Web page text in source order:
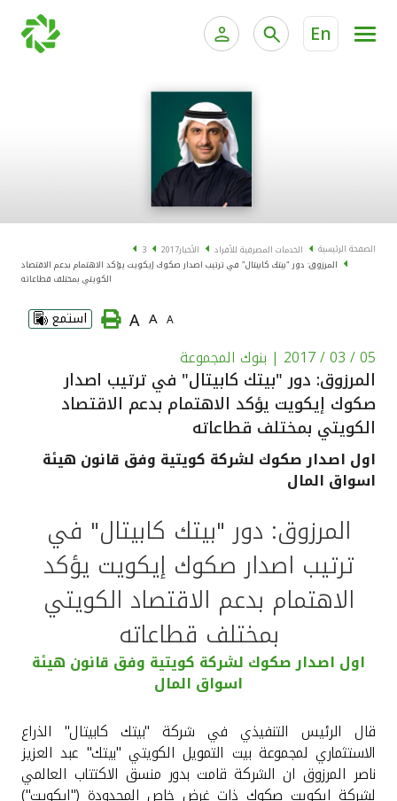
En
الخدمات المصرفية الإلكترونية للأفراد
الخدمات المصرفية الإلكترونية للشركات
خدمة "بيتك" للتداول الإلكتروني
الخدمات المصرفية للأفراد
الحسابات المصرفية
البطاقات
"برامج العملاء"
الاستثمار
القنوات المصرفية
أدوات وخدمات
خدمات ما بعد البيع
اتصل بنا
مواقع الفروع وأجهزة الصرف الآلي
ماليزيا
تركيا
الصفحة الرئيسية الخدمات المصرفية للأفراد الأخبار2017
3
المرزوق: دور "بيتك كابيتال" في ترتيب اصدار صكوك إيكويت يؤكد الاهتمام بدعم الاقتصاد
الكويتي بمختلف قطاعاته
A
A
A استمع
05 / 03 / 2017 | بنوك المجموعة
المرزوق: دور "بيتك كابيتال" في ترتيب اصدار
صكوك إيكويت يؤكد الاهتمام بدعم الاقتصاد
الكويتي بمختلف قطاعاته
اول اصدار صكوك لشركة كويتية وفق قانون هيئة
اسواق المال
المرزوق: دور "بيتك كابيتال" في
ترتيب اصدار صكوك إيكويت يؤكد
الاهتمام بدعم الاقتصاد الكويتي
بمختلف قطاعاته
اول اصدار صكوك لشركة كويتية وفق قانون هيئة
اسواق المال
قال الرئيس التنفيذي في شركة "بيتك كابيتال" الذراع
الاستثماري لمجموعة بيت التمويل الكويتي "بيتك" عبد العزيز
ناصر المرزوق ان الشركة قامت بدور منسق الاكتتاب العالمي
لشركة ايكويت صكوك ذات غرض خاص المحدودة ("ايكويت")